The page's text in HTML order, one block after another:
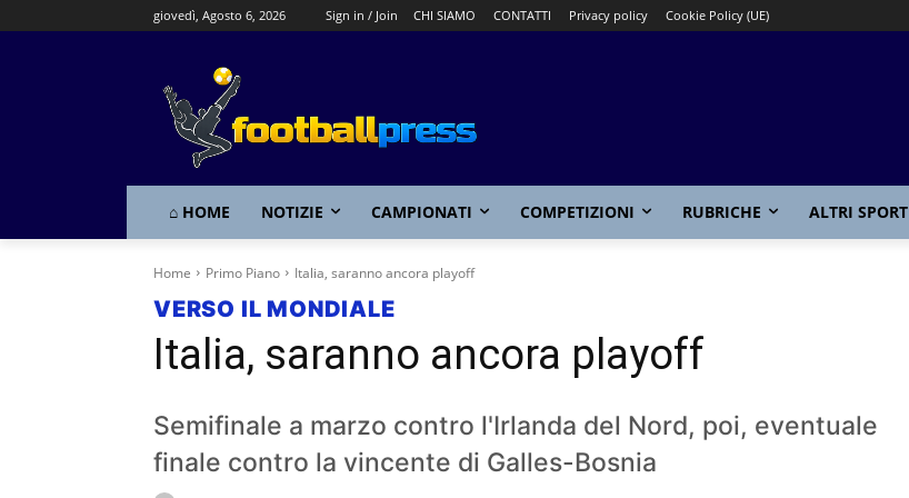
giovedì, Agosto 6, 2026 Sign in / Join CHI SIAMO CONTATTI Privacy policy Cookie Policy (UE)
⌂ HOME NOTIZIE CAMPIONATI COMPETIZIONI RUBRICHE ALTRI SPORT
Home Primo Piano Italia, saranno ancora playoff
VERSO IL MONDIALE
Italia, saranno ancora playoff
Semifinale a marzo contro l'Irlanda del Nord, poi, eventuale
finale contro la vincente di Galles-Bosnia